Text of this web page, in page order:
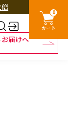
届けへ
0
カート